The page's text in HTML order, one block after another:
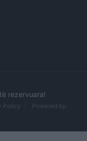
rezervuara!
Policy
Powered by: